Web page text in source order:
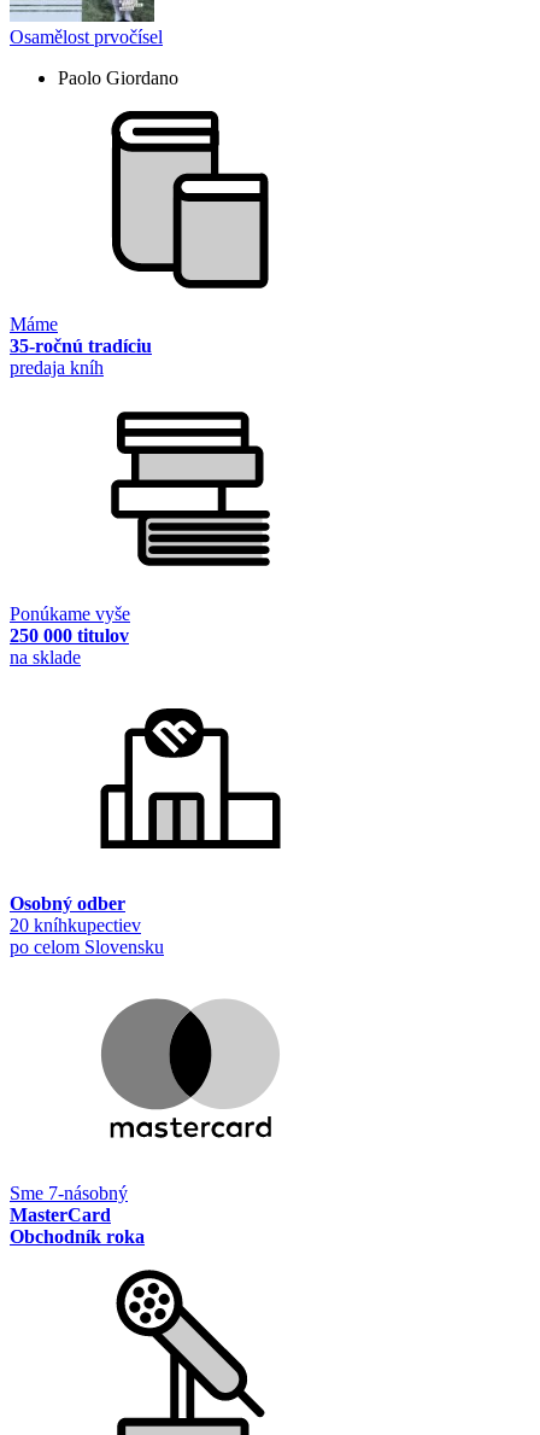
Osamělost prvočísel
Paolo Giordano
Máme
35-ročnú tradíciu
predaja kníh
Ponúkame vyše
250 000 titulov
na sklade
Osobný odber
20 kníhkupectiev
po celom Slovensku
Sme 7-násobný
MasterCard
Obchodník roka